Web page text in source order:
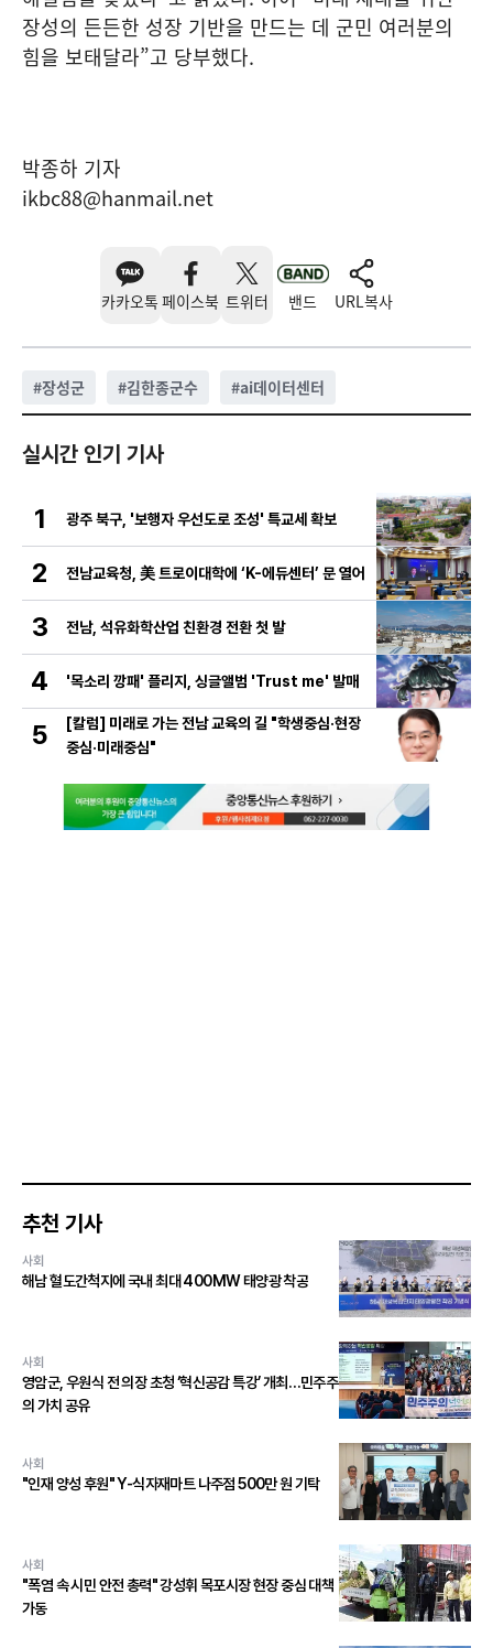
장성의 든든한 성장 기반을 만드는 데 군민 여러분의
힘을 보태달라”고 당부했다.
박종하 기자
ikbc88@hanmail.net
카카오톡 페이스북 트위터 밴드 URL복사
#장성군 #김한종군수 #ai데이터센터
실시간 인기 기사
1 광주 북구, '보행자 우선도로 조성' 특교세 확보
2 전남교육청, 美 트로이대학에 ‘K-에듀센터’ 문 열어
3 전남, 석유화학산업 친환경 전환 첫 발
4 '목소리 깡패' 플리지, 싱글앨범 'Trust me' 발매
5
[칼럼] 미래로 가는 전남 교육의 길 "학생중심·현장
중심·미래중심"
추천 기사
사회
해남 혈도간척지에 국내 최대 400MW 태양광 착공
사회
영암군, 우원식 전 의장 초청 ‘혁신공감 특강’ 개최…민주주
의 가치 공유
사회
"인재 양성 후원" Y-식자재마트 나주점 500만 원 기탁
사회
"폭염 속 시민 안전 총력" 강성휘 목포시장 현장 중심 대책
가동